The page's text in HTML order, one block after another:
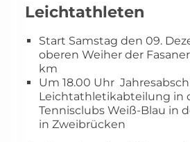
Leichtathleten
Start Samstag den 09.
oberen Weiher der
km
Um 18.00 Uhr
Leichtathletikabteilung in
Tennisclubs Weiß-Blau in
in Zweibrücken